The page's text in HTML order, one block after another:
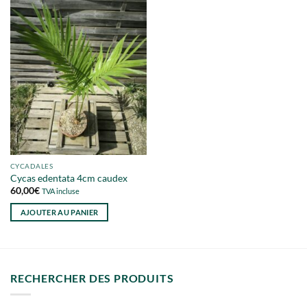
CYCADALES
Cycas edentata 4cm caudex
60,00€ TVA incluse
AJOUTER AU PANIER
RECHERCHER DES PRODUITS